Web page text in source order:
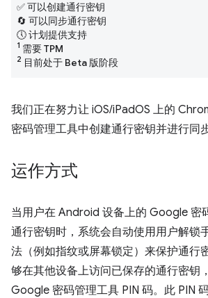
✅ 可以创建通行密钥
🔄 可以同步通行密钥
🕔 计划提供支持
1 需要 TPM
2 目前处于 Beta 版阶段
我们正在努力让 iOS/iPadOS 上的
密码管理工具中创建通行密钥并进行同步
运作方式
当用户在 Android 设备上的 Google 密
通行密钥时，系统会自动使用用户解锁
法（例如指纹或屏幕锁定）来保护通行
够在其他设备上访问已保存的通行密钥
Google 密码管理工具 PIN 码。此 PIN